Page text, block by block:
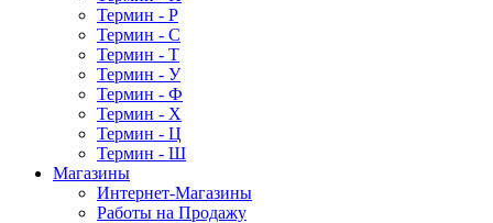
Термин - Р
Термин - С
Термин - Т
Термин - У
Термин - Ф
Термин - Х
Термин - Ц
Термин - Ш
Магазины
Интернет-Магазины
Работы на Продажу